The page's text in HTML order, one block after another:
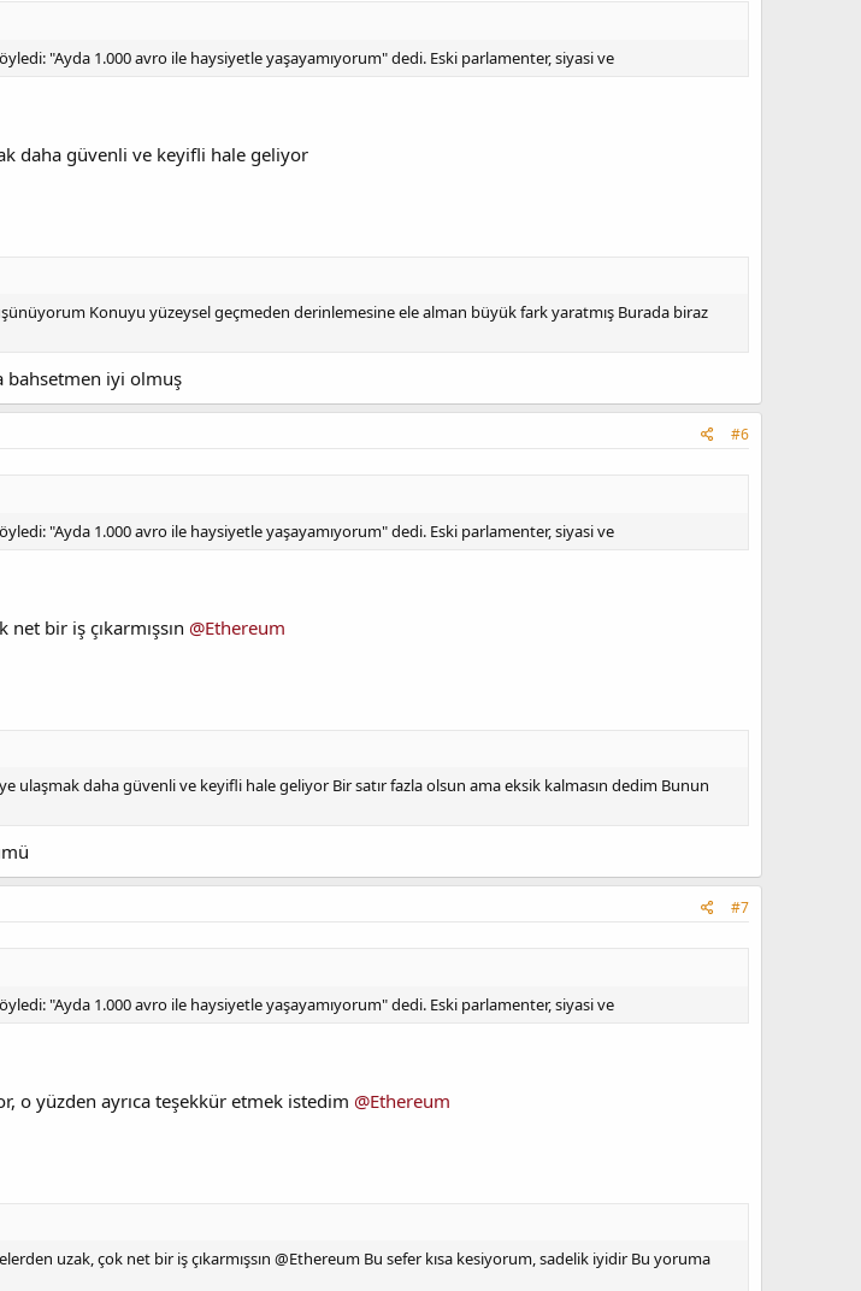
"Ayda 1.000 avro ile haysiyetle yaşayamıyorum" dedi. Eski parlamenter, siyasi ve
daha güvenli ve keyifli hale geliyor
Konuyu yüzeysel geçmeden derinlemesine ele alman büyük fark yaratmış Burada biraz
bahsetmen iyi olmuş
#6
"Ayda 1.000 avro ile haysiyetle yaşayamıyorum" dedi. Eski parlamenter, siyasi ve
bir iş çıkarmışsın @Ethereum
ulaşmak daha güvenli ve keyifli hale geliyor Bir satır fazla olsun ama eksik kalmasın dedim Bunun
#7
"Ayda 1.000 avro ile haysiyetle yaşayamıyorum" dedi. Eski parlamenter, siyasi ve
o yüzden ayrıca teşekkür etmek istedim @Ethereum
uzak, çok net bir iş çıkarmışsın @Ethereum Bu sefer kısa kesiyorum, sadelik iyidir Bu yoruma